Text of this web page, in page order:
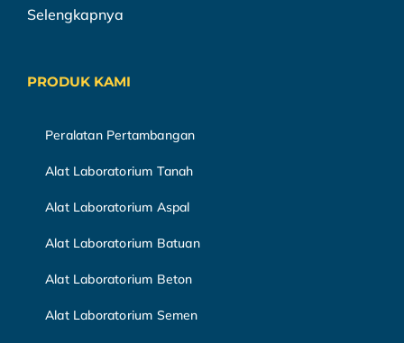
Selengkapnya
PRODUK KAMI
Peralatan Pertambangan
Alat Laboratorium Tanah
Alat Laboratorium Aspal
Alat Laboratorium Batuan
Alat Laboratorium Beton
Alat Laboratorium Semen